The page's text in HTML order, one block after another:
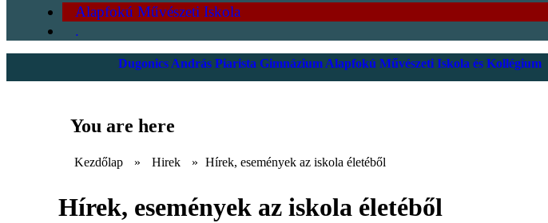
Alapfokú Művészeti Iskola
.
Dugonics András Piarista Gimnázium Alapfokú Művészeti Iskola és Kollégium
You are here
Kezdőlap » Hirek » Hírek, események az iskola életéből
Hírek, események az iskola életéből